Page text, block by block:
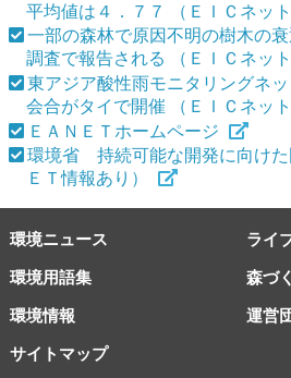
平均値は４．７７ （ＥＩＣネッ
一部の森林で原因不明の樹木の
調査で報告される （ＥＩＣネッ
東アジア酸性雨モニタリングネ
会合がタイで開催 （ＥＩＣネッ
ＥＡＮＥＴホームページ
環境省 持続可能な開発に向けた
ＥＴ情報あり）
環境ニュース ライ
環境用語集 森づ
環境情報
サイトマップ
運営